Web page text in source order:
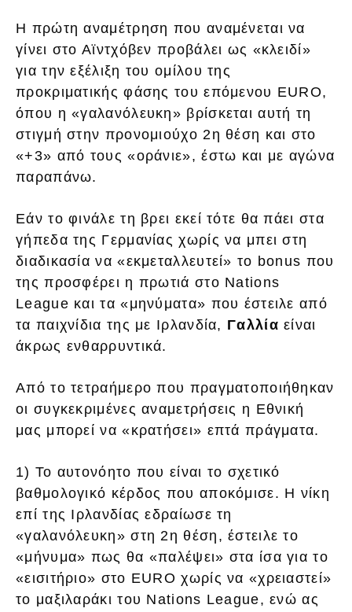
Η πρώτη αναμέτρηση που αναμένεται να
γίνει στο Αϊντχόβεν προβάλει ως «κλειδί»
για την εξέλιξη του ομίλου της
προκριματικής φάσης του επόμενου EURO,
όπου η «γαλανόλευκη» βρίσκεται αυτή τη
στιγμή στην προνομιούχο 2η θέση και στο
«+3» από τους «οράνιε», έστω και με αγώνα
παραπάνω.
Εάν το φινάλε τη βρει εκεί τότε θα πάει στα
γήπεδα της Γερμανίας χωρίς να μπει στη
διαδικασία να «εκμεταλλευτεί» το bonus που
της προσφέρει η πρωτιά στο Nations
League και τα «μηνύματα» που έστειλε από
τα παιχνίδια της με Ιρλανδία, Γαλλίαείναι
άκρως ενθαρρυντικά.
Από το τετραήμερο που πραγματοποιήθηκαν
οι συγκεκριμένες αναμετρήσεις η Εθνική
μας μπορεί να «κρατήσει» επτά πράγματα.
1) Το αυτονόητο που είναι το σχετικό
βαθμολογικό κέρδος που αποκόμισε. Η νίκη
επί της Ιρλανδίας εδραίωσε τη
«γαλανόλευκη» στη 2η θέση, έστειλε το
«μήνυμα» πως θα «παλέψει» στα ίσα για το
«εισιτήριο» στο EURO χωρίς να «χρειαστεί»
το μαξιλαράκι του Nations League, ενώ ας